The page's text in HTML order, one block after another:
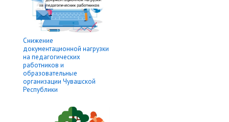
Снижение
документационной нагрузки
на педагогических
работников и
образовательные
организации Чувашской
Республики